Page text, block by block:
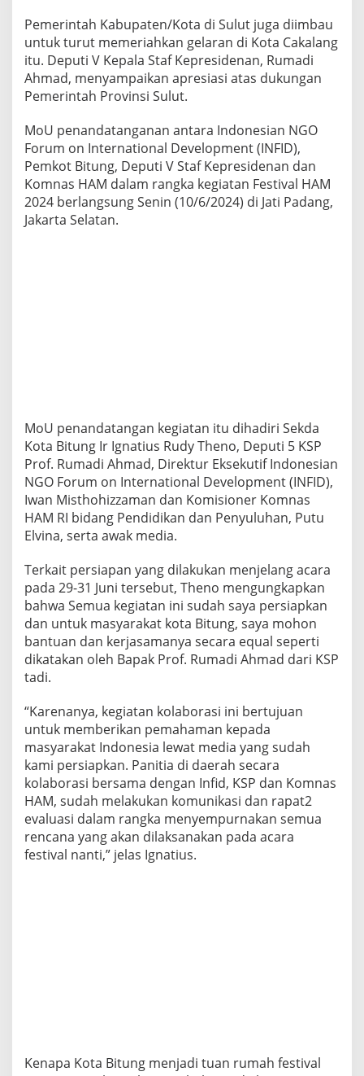
Pemerintah Kabupaten/Kota di Sulut juga diimbau
untuk turut memeriahkan gelaran di Kota Cakalang
itu. Deputi V Kepala Staf Kepresidenan, Rumadi
Ahmad, menyampaikan apresiasi atas dukungan
Pemerintah Provinsi Sulut.
MoU penandatanganan antara Indonesian NGO
Forum on International Development (INFID),
Pemkot Bitung, Deputi V Staf Kepresidenan dan
Komnas HAM dalam rangka kegiatan Festival HAM
2024 berlangsung Senin (10/6/2024) di Jati Padang,
Jakarta Selatan.
MoU penandatangan kegiatan itu dihadiri Sekda
Kota Bitung Ir Ignatius Rudy Theno, Deputi 5 KSP
Prof. Rumadi Ahmad, Direktur Eksekutif Indonesian
NGO Forum on International Development (INFID),
Iwan Misthohizzaman dan Komisioner Komnas
HAM RI bidang Pendidikan dan Penyuluhan, Putu
Elvina, serta awak media.
Terkait persiapan yang dilakukan menjelang acara
pada 29-31 Juni tersebut, Theno mengungkapkan
bahwa Semua kegiatan ini sudah saya persiapkan
dan untuk masyarakat kota Bitung, saya mohon
bantuan dan kerjasamanya secara equal seperti
dikatakan oleh Bapak Prof. Rumadi Ahmad dari KSP
tadi.
“Karenanya, kegiatan kolaborasi ini bertujuan
untuk memberikan pemahaman kepada
masyarakat Indonesia lewat media yang sudah
kami persiapkan. Panitia di daerah secara
kolaborasi bersama dengan Infid, KSP dan Komnas
HAM, sudah melakukan komunikasi dan rapat2
evaluasi dalam rangka menyempurnakan semua
rencana yang akan dilaksanakan pada acara
festival nanti,” jelas Ignatius.
Kenapa Kota Bitung menjadi tuan rumah festival